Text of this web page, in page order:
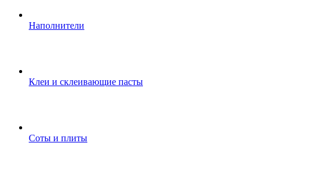
Наполнители
Клеи и склеивающие пасты
Соты и плиты